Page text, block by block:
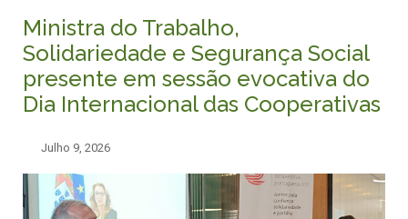
Ministra do Trabalho,
Solidariedade e Segurança Social
presente em sessão evocativa do
Dia Internacional das Cooperativas
Julho 9, 2026